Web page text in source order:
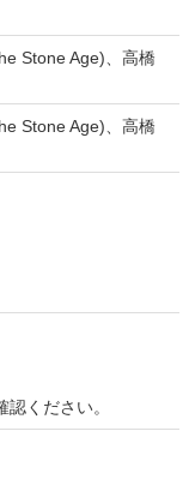
Stone Age)、高橋
Stone Age)、高橋
ください。